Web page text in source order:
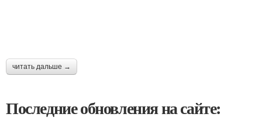
читать дальше →
Последние обновления на сайте: